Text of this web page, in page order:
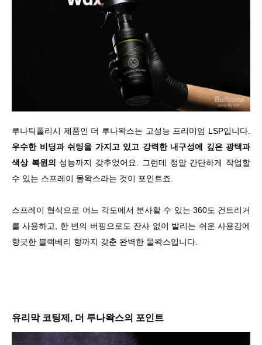
루나틱폴리시 제품인 더 루나왁스는 고성능 프리미엄 LSP입니다.
우수한 비딩과 쉬팅을 가지고 있고 강력한 내구성에 깊은 광택과
색상 복원의 성능까지 갖추었어요. 그런데 정말 간단하게 작업할
수 있는 스프레이 물왁스라는 것이 포인트죠.
스프레이 형식으로 어느 각도에서 분사할 수 있는 360도 건트리거
를 사용하고, 한 번의 버핑으로도 잔사 없이 발리는 쉬운 사용감에
향긋한 블랙베리 향까지 갖춘 완벽한 물왁스입니다.
유리막 코팅제, 더 루나왁스의 포인트